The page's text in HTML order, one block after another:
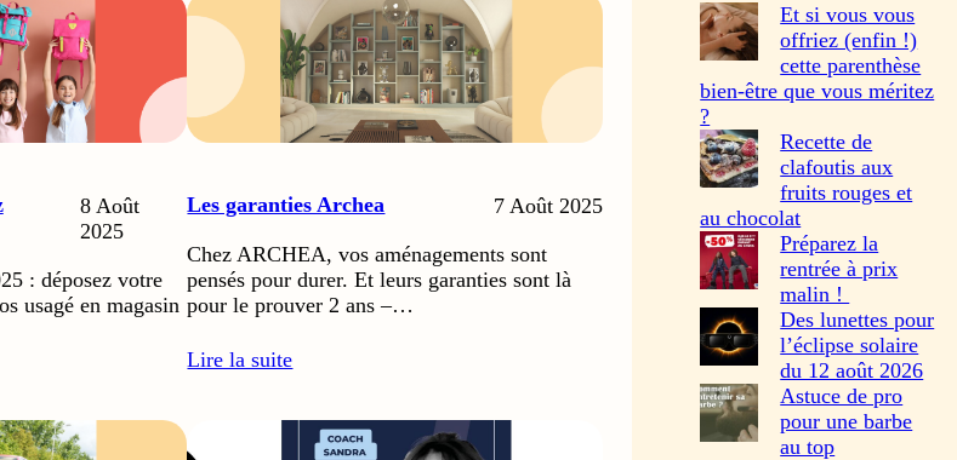
8 Août
2025
: déposez votre
usagé en magasin
Les garanties Archea
7 Août 2025
Chez ARCHEA, vos aménagements sont
pensés pour durer. Et leurs garanties sont là
pour le prouver 2 ans –…
Lire la suite
Et si vous vous
offriez (enfin !)
cette parenthèse
bien-être que vous méritez
?
Recette de
clafoutis aux
fruits rouges et
au chocolat
Préparez la
rentrée à prix
malin !
Des lunettes pour
l’éclipse solaire
du 12 août 2026
Astuce de pro
pour une barbe
au top